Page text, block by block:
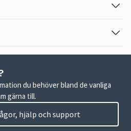
du behöver bland de vanliga
gärna till.
hjälp och support